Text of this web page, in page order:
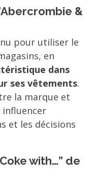
&
pour utiliser le
en
dans
ses vêtements.
la marque et
influencer
et les décisions
with…” de